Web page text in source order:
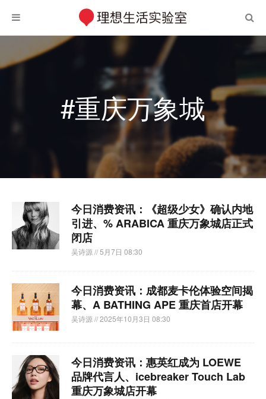
#重庆万象城
今日消费资讯：《超级少女》确认内地
引进、% ARABICA 重庆万象城店正式
闭店
吴诗源 // 5月7日 08:30
今日消费资讯：成都麦卡伦体验空间揭
幕、A BATHING APE 重庆首店开幕
吴诗源 // 2025年10月3日 08:30
今日消费资讯：惠英红成为 LOEWE
品牌代言人、icebreaker Touch Lab
重庆万象城店开幕